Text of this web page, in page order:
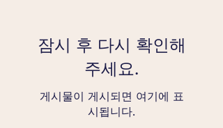
잠시 후 다시 확인해
주세요.
게시물이 게시되면 여기에 표
시됩니다.